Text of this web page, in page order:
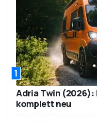
1
Adria Twin (2026):
komplett neu